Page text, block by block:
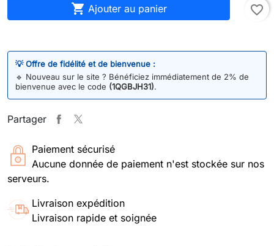
 Ajouter au panier favorite_border
💡 Offre de fidélité et de bienvenue :
🔹 Nouveau sur le site ? Bénéficiez immédiatement de 2% de
bienvenue avec le code (1QGBJH31).
Partager
Paiement sécurisé
Aucune donnée de paiement n'est stockée sur nos
serveurs.
Livraison expédition
Livraison rapide et soignée